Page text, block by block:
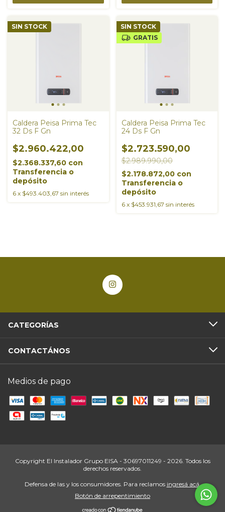
SIN STOCK
Caldera Peisa Prima Tec
32 Ds F Gn
$2.960.422,00
$2.368.337,60 con
Transferencia o
depósito
6 x $493.403,67 sin interés
SIN STOCK
GRATIS
Caldera Peisa Prima Tec
24 Ds F Gn
$2.723.590,00
$2.989.990,00
$2.178.872,00 con
Transferencia o
depósito
6 x $453.931,67 sin interés
CATEGORÍAS
CONTACTÁNOS
Medios de pago
Copyright El Instalador Grupo EISA - 30697011249 - 2026. Todos los
derechos reservados.
Defensa de las y los consumidores. Para reclamos ingresá acá.
Botón de arrepentimiento